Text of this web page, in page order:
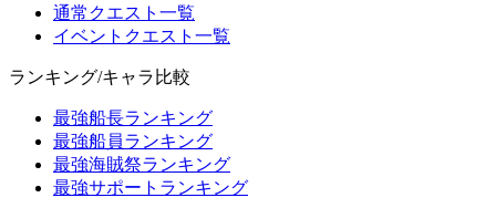
通常クエスト一覧
イベントクエスト一覧
ランキング/キャラ比較
最強船長ランキング
最強船員ランキング
最強海賊祭ランキング
最強サポートランキング